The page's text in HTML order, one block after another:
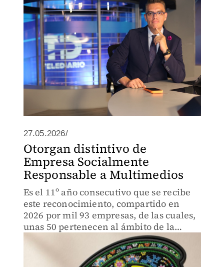
27.05.2026/
Otorgan distintivo de
Empresa Socialmente
Responsable a Multimedios
Es el 11º año consecutivo que se recibe
este reconocimiento, compartido en
2026 por mil 93 empresas, de las cuales,
unas 50 pertenecen al ámbito de la
comunicación.